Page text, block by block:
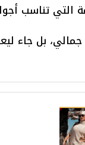
التي تناسب
بل جاء